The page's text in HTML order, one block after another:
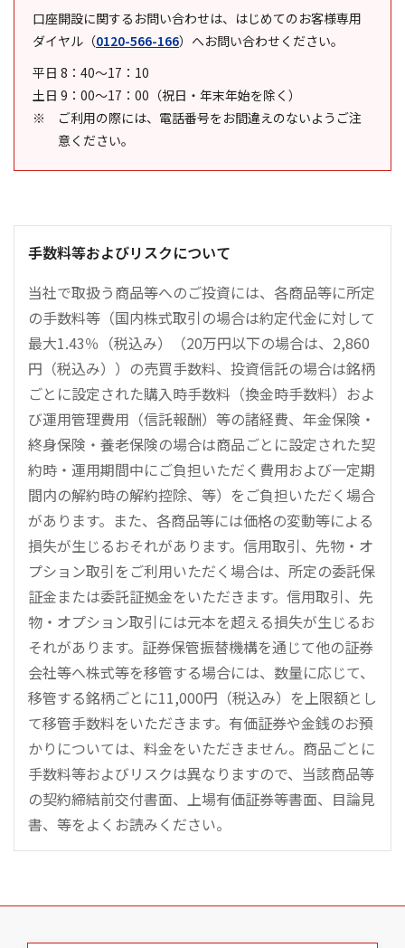
口座開設に関するお問い合わせは、はじめてのお客様専用
ダイヤル （0120-566-166） へお問い合わせください。
平日 8：40～17：10
土日 9：00～17：00（祝日・年末年始を除く）
ご利用の際には、電話番号をお間違えのないようご注
意ください。
手数料等およびリスクについて
当社で取扱う商品等へのご投資には、各商品等に所定
の手数料等（国内株式取引の場合は約定代金に対して
最大1.43％（税込み）（20万円以下の場合は、2,860
円（税込み））の売買手数料、投資信託の場合は銘柄
ごとに設定された購入時手数料（換金時手数料）およ
び運用管理費用（信託報酬）等の諸経費、年金保険・
終身保険・養老保険の場合は商品ごとに設定された契
約時・運用期間中にご負担いただく費用および一定期
間内の解約時の解約控除、等）をご負担いただく場合
があります。また、各商品等には価格の変動等による
損失が生じるおそれがあります。信用取引、先物・オ
プション取引をご利用いただく場合は、所定の委託保
証金または委託証拠金をいただきます。信用取引、先
物・オプション取引には元本を超える損失が生じるお
それがあります。証券保管振替機構を通じて他の証券
会社等へ株式等を移管する場合には、数量に応じて、
移管する銘柄ごとに11,000円（税込み）を上限額とし
て移管手数料をいただきます。有価証券や金銭のお預
かりについては、料金をいただきません。商品ごとに
手数料等およびリスクは異なりますので、当該商品等
の契約締結前交付書面、上場有価証券等書面、目論見
書、等をよくお読みください。
こ